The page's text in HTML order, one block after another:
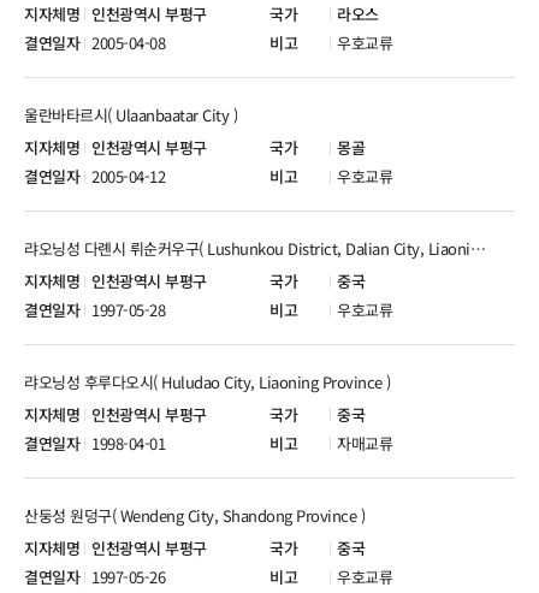
인천광역시 부평구 라오스
2005-04-08 우호교류
인천광역시 부평구 몽골
울란바타르시( Ulaanbaatar City )
2005-04-12 우호교류
인천광역시 부평구 중국
랴오닝성 다롄시 뤼순커우구( Lushunkou District, Dalian City, Liaoning Province )
1997-05-28 우호교류
인천광역시 부평구 중국
랴오닝성 후루다오시( Huludao City, Liaoning Province )
1998-04-01 자매교류
인천광역시 부평구 중국
산둥성 원덩구( Wendeng City, Shandong Province )
1997-05-26 우호교류